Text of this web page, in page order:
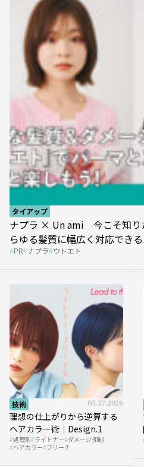
タイアップ
ナプラ × Un ami 今こそ知り
らゆる髪質に幅広く対応でき
et』
PR ナプラ ウトエト
技術 03.27.2026
理想の仕上がりから逆算する
ヘアカラー術｜Design.1
処理剤 ライトナー ダメージ抑制
ヘアカラー ブリーチ